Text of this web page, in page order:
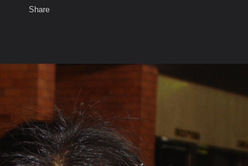
เสียงธรรม สมาชิก ห้องสนทนา
Share